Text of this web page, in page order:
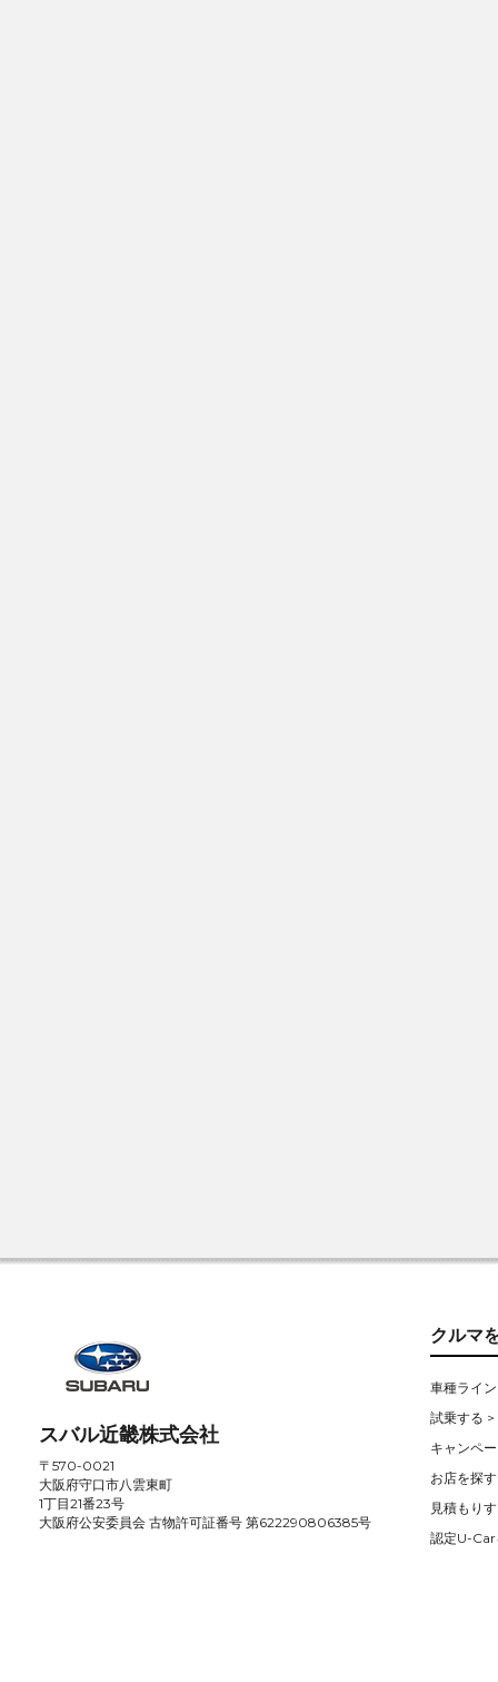
スバル近畿株式会社
〒570-0021
大阪府守口市八雲東町
1丁目21番23号
大阪府公安委員会 古物許可証番号 第622290806385号
クルマ
車種ライ
試乗する >
キャンペ
お店を探
見積もり
認定U-Car